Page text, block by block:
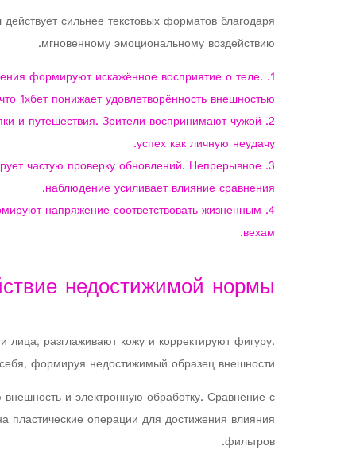
сильнее текстовых форматов благодаря
мгновенному эмоциональному воздействию.
формируют искажённое восприятие о теле.
1хбет понижает удовлетворённость внешностью.
и путешествия. Зрители воспринимают чужой
успех как личную неудачу.
частую проверку обновлений. Непрерывное
наблюдение усиливает влияние сравнения.
напряжение соответствовать жизненным
вехам.
недостижимой нормы
разглаживают кожу и корректируют фигуру.
формируя недостижимый образец внешности.
и электронную обработку. Сравнение с
пластические операции для достижения влияния
фильтров.